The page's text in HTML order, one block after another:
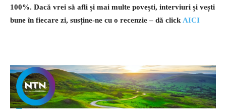
100%. Dacă vrei să afli și mai multe povești, interviuri și vești
bune în fiecare zi, susține-ne cu o recenzie – dă click AICI